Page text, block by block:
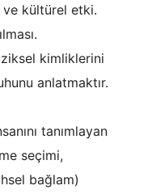
kültürel etki.
kimliklerini
anlatmaktır.
tanımlayan
seçimi,
bağlam)